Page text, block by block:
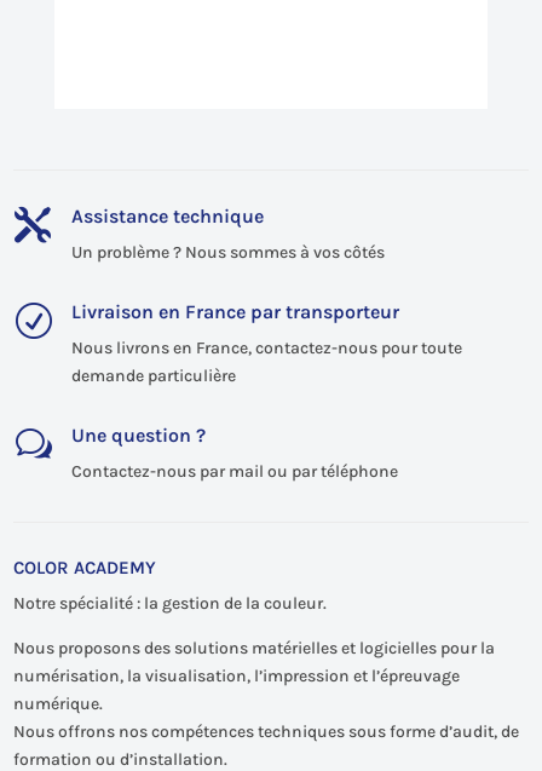
 Assistance technique
Un problème ? Nous sommes à vos côtés
R Livraison en France par transporteur
Nous livrons en France, contactez-nous pour toute
demande particulière
w Une question ?
Contactez-nous par mail ou par téléphone
COLOR ACADEMY
Notre spécialité : la gestion de la couleur.
Nous proposons des solutions matérielles et logicielles pour la
numérisation, la visualisation, l’impression et l’épreuvage
numérique.
Nous offrons nos compétences techniques sous forme d’audit, de
formation ou d’installation.